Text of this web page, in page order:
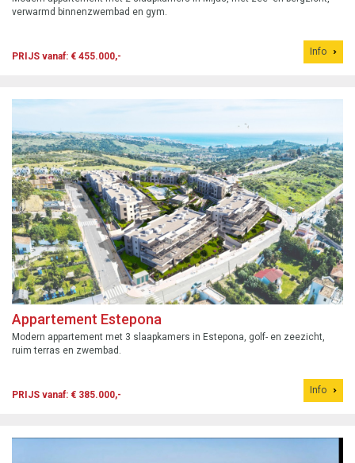
verwarmd binnenzwembad en gym.
PRIJS vanaf: € 455.000,- Info
Appartement Estepona
Modern appartement met 3 slaapkamers in Estepona, golf- en zeezicht,
ruim terras en zwembad.
PRIJS vanaf: € 385.000,- Info